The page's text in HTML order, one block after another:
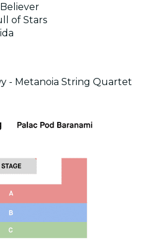
of Stars
- Metanoia String Quartet